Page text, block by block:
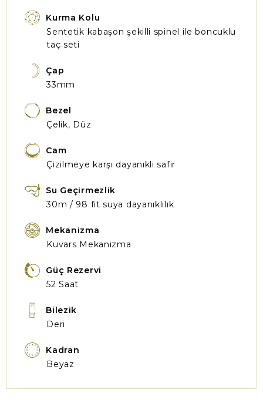
Kurma Kolu
Sentetik kabaşon şekilli spinel ile boncuklu
taç seti
Çap
33mm
Bezel
Çelik, Düz
Cam
Çizilmeye karşı dayanıklı safir
Su Geçirmezlik
30m / 98 fit suya dayanıklılık
Mekanizma
Kuvars Mekanizma
Güç Rezervi
52 Saat
Bilezik
Deri
Kadran
Beyaz